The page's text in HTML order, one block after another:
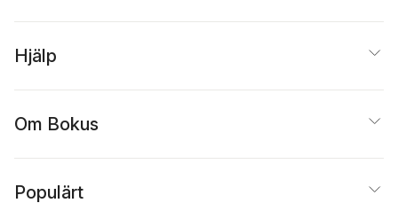
Hjälp
Om Bokus
Populärt